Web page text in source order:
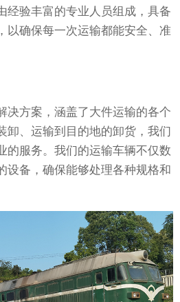
经验丰富的专业人员组成，具备
以确保每一次运输都能安全、准
决方案，涵盖了大件运输的各个
卸、运输到目的地的卸货，我们
的服务。我们的运输车辆不仅数
设备，确保能够处理各种规格和